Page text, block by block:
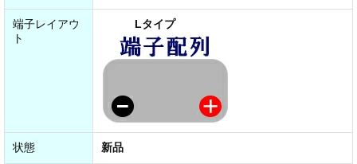
端子レイアウ
ト
Lタイプ
状態 新品